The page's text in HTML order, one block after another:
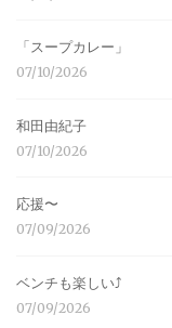
「スープカレー」
07/10/2026
和田由紀子
07/10/2026
応援〜
07/09/2026
ベンチも楽しい⤴︎
07/09/2026